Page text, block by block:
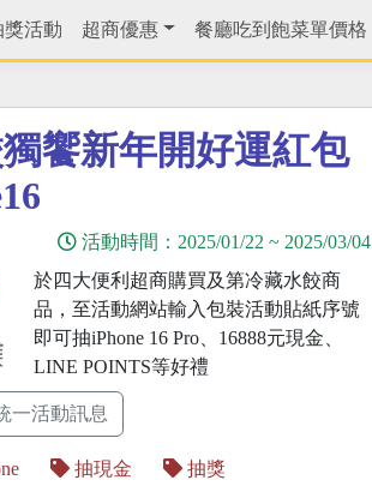
獎活動 超商優惠 餐廳吃到飽菜單價格
饗新年開好運紅包
活動時間： 2025/01/22 ~ 2025/03/04
於四大便利超商購買及第冷藏水餃商
品，至活動網站輸入包裝活動貼紙序號
即可抽iPhone 16 Pro、16888元現金、
LINE POINTS等好禮
一活動訊息
抽現金 抽獎